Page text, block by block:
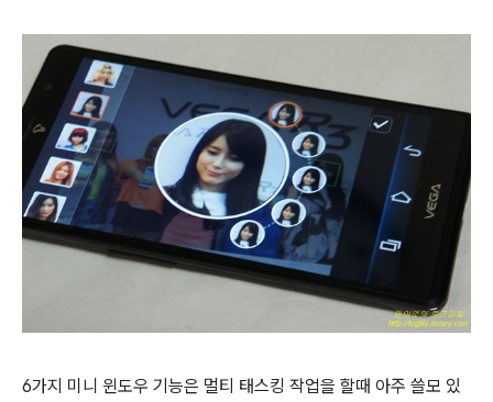
6가지 미니 윈도우 기능은 멀티 태스킹 작업을 할때 아주 쓸모 있